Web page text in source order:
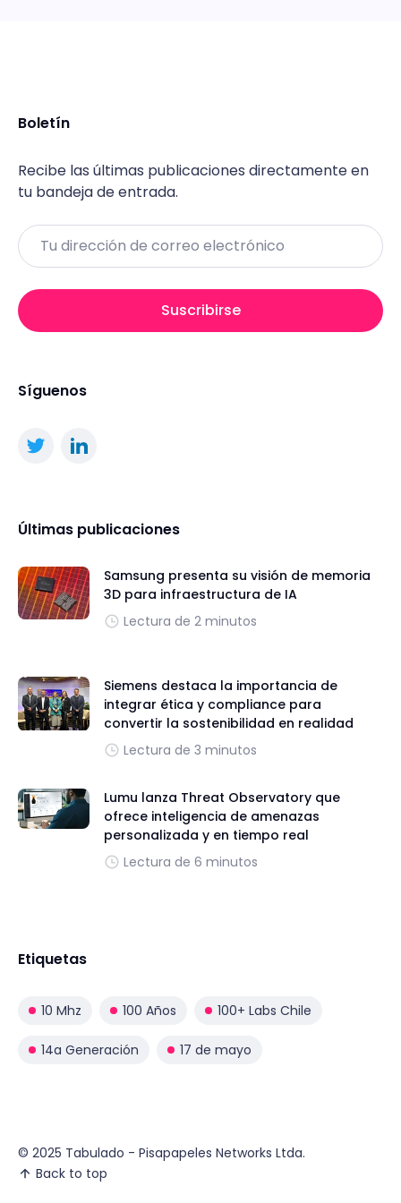
Boletín
Recibe las últimas publicaciones directamente en
tu bandeja de entrada.
Email
Suscribirse
Síguenos
Últimas publicaciones
Samsung presenta su visión de memoria
3D para infraestructura de IA
Lectura de 2 minutos
Siemens destaca la importancia de
integrar ética y compliance para
convertir la sostenibilidad en realidad
Lectura de 3 minutos
Lumu lanza Threat Observatory que
ofrece inteligencia de amenazas
personalizada y en tiempo real
Lectura de 6 minutos
Etiquetas
10 Mhz 100 Años 100+ Labs Chile
14a Generación 17 de mayo
© 2025 Tabulado - Pisapapeles Networks Ltda.
Back to top